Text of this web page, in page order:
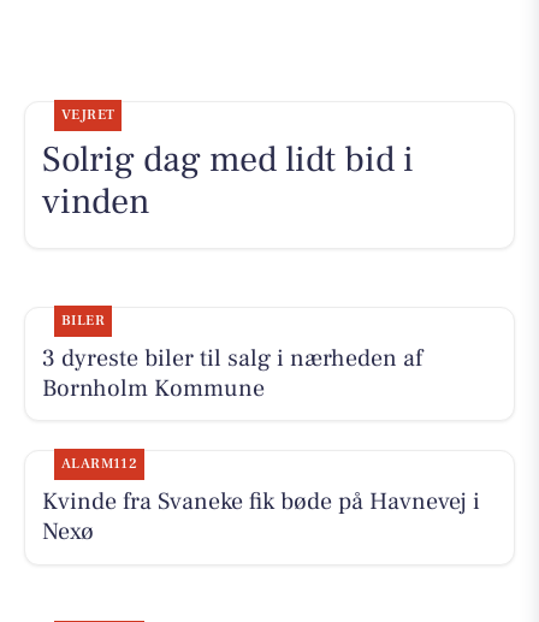
VEJRET
Solrig dag med lidt bid i
vinden
BILER
3 dyreste biler til salg i nærheden af
Bornholm Kommune
ALARM112
Kvinde fra Svaneke fik bøde på Havnevej i
Nexø